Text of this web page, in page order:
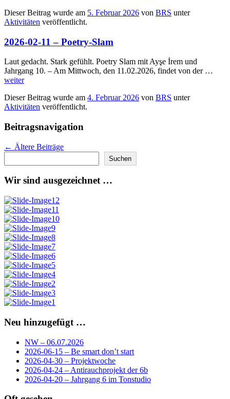
Dieser Beitrag wurde am 5. Februar 2026 von BRS unter
Aktivitäten veröffentlicht.
2026-02-11 – Poetry-Slam
Laut gedacht. Stark gefühlt. Poetry Slam mit Ayşe İrem und
Jahrgang 10. – Am Mittwoch, den 11.02.2026, findet von der …
weiter
Dieser Beitrag wurde am 4. Februar 2026 von BRS unter
Aktivitäten veröffentlicht.
Beitragsnavigation
← Ältere Beiträge
Suchen
Wir sind ausgezeichnet …
Neu hinzugefügt …
NW – 06.07.2026
2026-06-15 – Be smart don’t start
2026-04-30 – Projektwoche
2026-04-24 – Antirauchprojekt der 6b
2026-04-20 – Jahrgang 6 im Tonstudio